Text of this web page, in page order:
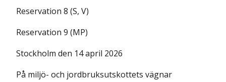
Reservation 8 (S, V)
Reservation 9 (MP)
Stockholm den 14 april 2026
På miljö- och jordbruksutskottets vägnar